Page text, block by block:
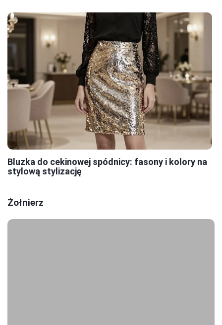
Bluzka do cekinowej spódnicy: fasony i kolory na
stylową stylizację
Żołnierz